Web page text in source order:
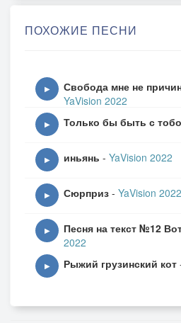
ПОХОЖИЕ ПЕСНИ
▶ Свобода мне не
YaVision 2022
▶ Только бы быть с
▶ иньянь - YaVision 2022
▶ Сюрприз - YaVision 2022
▶ Песня на текст №12
2022
▶ Рыжий грузинский кот